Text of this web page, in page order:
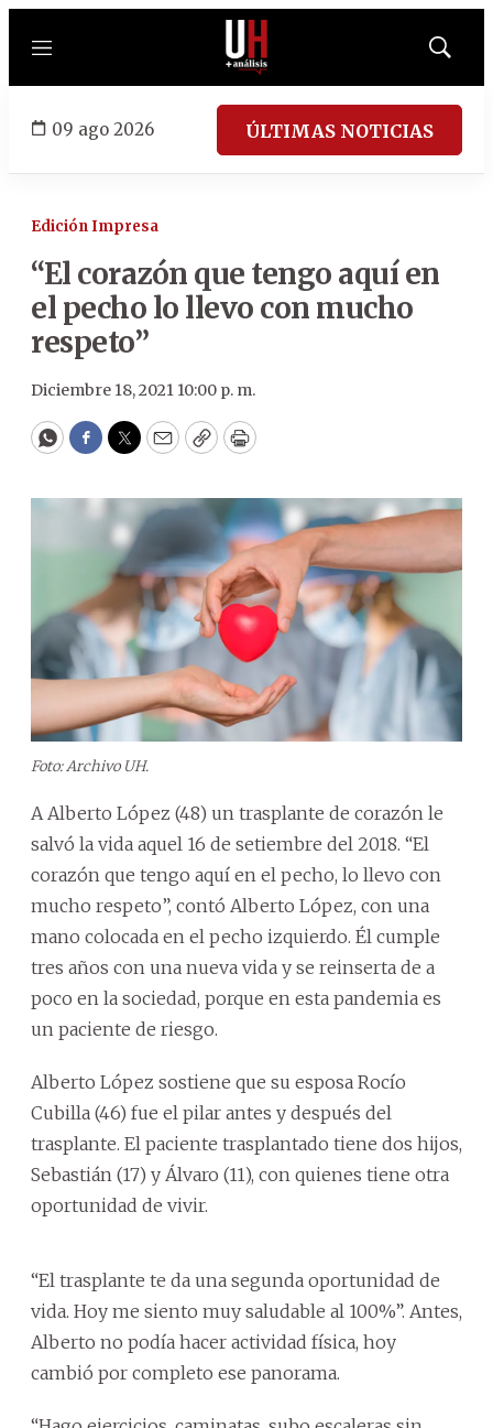
Menú
Mostrar
09 ago 2026 ÚLTIMAS NOTICIAS
Edición Impresa
“El corazón que tengo aquí en
el pecho lo llevo con mucho
respeto”
Diciembre 18, 2021 10:00 p. m.
WhatsApp
Facebook
Twitter
EmailCopyPrint
Foto: Archivo UH.
A Alberto López (48) un trasplante de corazón le
salvó la vida aquel 16 de setiembre del 2018. “El
corazón que tengo aquí en el pecho, lo llevo con
mucho respeto”, contó Alberto López, con una
mano colocada en el pecho izquierdo. Él cumple
tres años con una nueva vida y se reinserta de a
poco en la sociedad, porque en esta pandemia es
un paciente de riesgo.
Alberto López sostiene que su esposa Rocío
Cubilla (46) fue el pilar antes y después del
trasplante. El paciente trasplantado tiene dos hijos,
Sebastián (17) y Álvaro (11), con quienes tiene otra
oportunidad de vivir.
“El trasplante te da una segunda oportunidad de
vida. Hoy me siento muy saludable al 100%”. Antes,
Alberto no podía hacer actividad física, hoy
cambió por completo ese panorama.